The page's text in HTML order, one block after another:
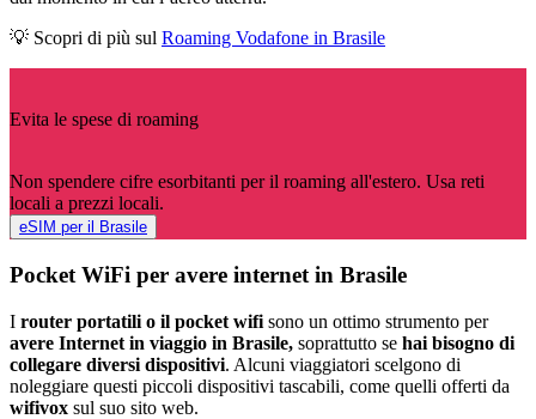
💡 Scopri di più sul Roaming Vodafone in Brasile
Evita le spese di roaming
Non spendere cifre esorbitanti per il roaming all'estero. Usa reti
locali a prezzi locali.
eSIM per il Brasile
Pocket WiFi per avere internet in Brasile
I router portatili o il pocket wifi sono un ottimo strumento per
avere Internet in viaggio in Brasile, soprattutto se hai bisogno di
collegare diversi dispositivi. Alcuni viaggiatori scelgono di
noleggiare questi piccoli dispositivi tascabili, come quelli offerti da
wifivox sul suo sito web.